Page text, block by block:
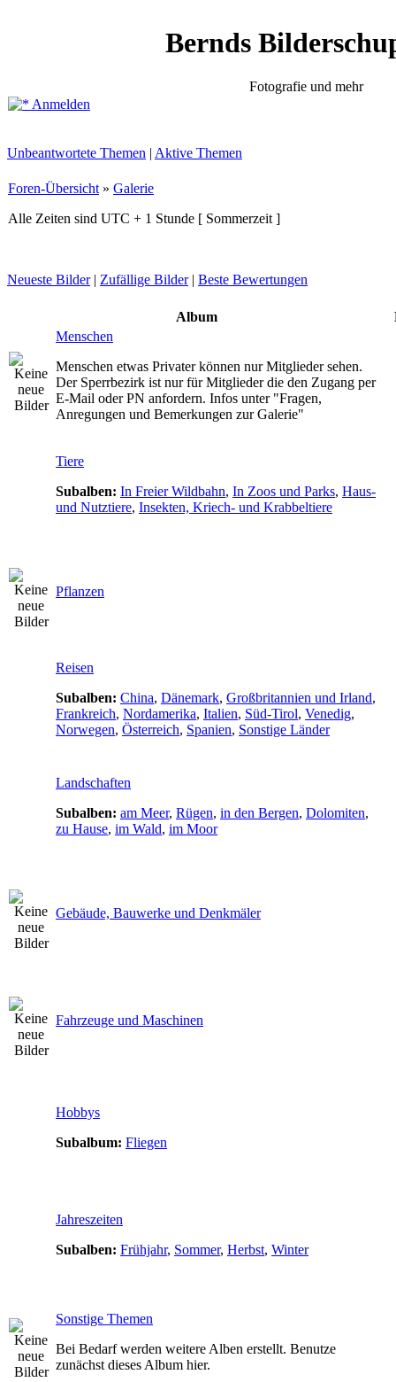
Bernds
Fotografie und mehr
Anmelden
Unbeantwortete Themen | Aktive Themen
Foren-Übersicht » Galerie
Alle Zeiten sind UTC + 1 Stunde [ Sommerzeit ]
Neueste Bilder| Zufällige Bilder| Beste Bewertungen
Album
Menschen
Menschen etwas Privater können nur Mitglieder sehen.
Der Sperrbezirk ist nur für Mitglieder die den Zugang per
E-Mail oder PN anfordern. Infos unter "Fragen,
Anregungen und Bemerkungen zur Galerie"
Tiere
Subalben: In Freier Wildbahn, In Zoos und Parks, Haus-
und Nutztiere, Insekten, Kriech- und Krabbeltiere
Pflanzen
Reisen
Subalben: China, Dänemark, Großbritannien und Irland,
Frankreich, Nordamerika, Italien, Süd-Tirol, Venedig,
Norwegen, Österreich, Spanien, Sonstige Länder
Landschaften
Subalben: am Meer, Rügen, in den Bergen, Dolomiten,
zu Hause, im Wald, im Moor
Gebäude, Bauwerke und Denkmäler
Fahrzeuge und Maschinen
Hobbys
Subalbum: Fliegen
Jahreszeiten
Subalben: Frühjahr, Sommer, Herbst, Winter
Sonstige Themen
Bei Bedarf werden weitere Alben erstellt. Benutze
zunächst dieses Album hier.